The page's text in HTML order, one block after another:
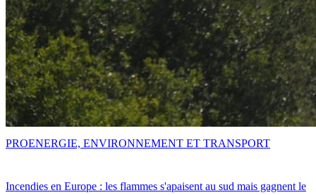
Incendies en Europe : les flammes s'apaisent au sud mais gagnent le
PROENERGIE, ENVIRONNEMENT ET TRANSPORT